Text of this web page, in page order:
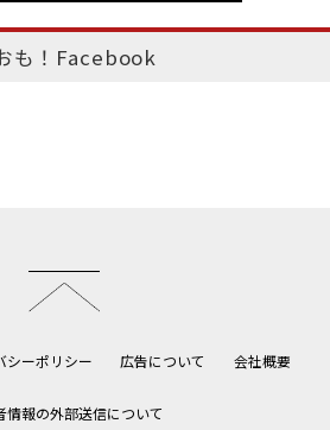
も！Facebook
シーポリシー 広告について 会社概要
情報の外部送信について